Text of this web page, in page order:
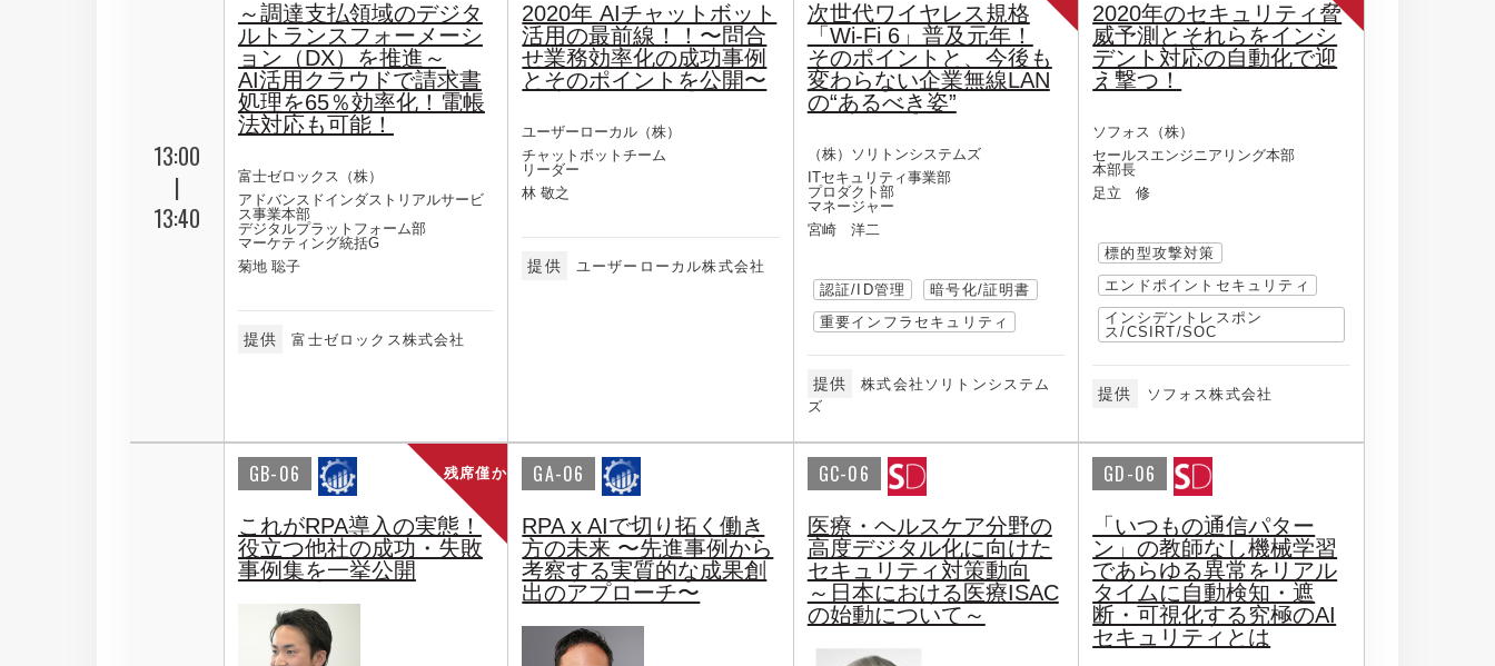
13:00
|
13:40
～調達支払領域のデジタ
ルトランスフォーメーシ
ョン（DX）を推進～
AI活用クラウドで請求書
処理を65％効率化！電帳
法対応も可能！
富士ゼロックス（株）
アドバンスドインダストリアルサービ
ス事業本部
デジタルプラットフォーム部
マーケティング統括G
菊地 聡子
提供 富士ゼロックス株式会社
2020年 AIチャットボット
活用の最前線！！〜問合
せ業務効率化の成功事例
とそのポイントを公開〜
ユーザーローカル（株）
チャットボットチーム
リーダー
林 敬之
提供 ユーザーローカル株式会社
次世代ワイヤレス規格
「Wi-Fi 6」普及元年！
そのポイントと、今後も
変わらない企業無線LAN
の“あるべき姿”
（株）ソリトンシステムズ
ITセキュリティ事業部
プロダクト部
マネージャー
宮崎 洋二
認証/ID管理
暗号化/証明書
重要インフラセキュリティ
提供
株式会社ソリトンシステム
ズ
2020年のセキュリティ脅
威予測とそれらをインシ
デント対応の自動化で迎
え撃つ！
ソフォス（株）
セールスエンジニアリング本部
本部長
足立 修
標的型攻撃対策
エンドポイントセキュリティ
インシデントレスポン
ス/CSIRT/SOC
提供 ソフォス株式会社
残席僅か
GB-06
これがRPA導入の実態！
役立つ他社の成功・失敗
事例集を一挙公開
GA-06
RPA x AIで切り拓く働き
方の未来 〜先進事例から
考察する実質的な成果創
出のアプローチ〜
GC-06
医療・ヘルスケア分野の
高度デジタル化に向けた
セキュリティ対策動向
～日本における医療ISAC
の始動について～
GD-06
「いつもの通信パター
ン」の教師なし機械学習
であらゆる異常をリアル
タイムに自動検知・遮
断・可視化する究極のAI
セキュリティとは